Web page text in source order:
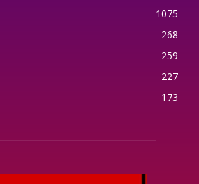
1075
268
259
227
173